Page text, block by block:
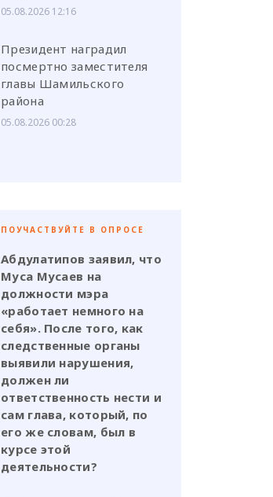
05.08.2026 12:16
Президент наградил
посмертно заместителя
главы Шамильского
района
05.08.2026 00:28
ПОУЧАСТВУЙТЕ В ОПРОСЕ
Абдулатипов заявил, что
Муса Мусаев на
должности мэра
«работает немного на
себя». После того, как
следственные органы
выявили нарушения,
должен ли
ответственность нести и
сам глава, который, по
его же словам, был в
курсе этой
деятельности?